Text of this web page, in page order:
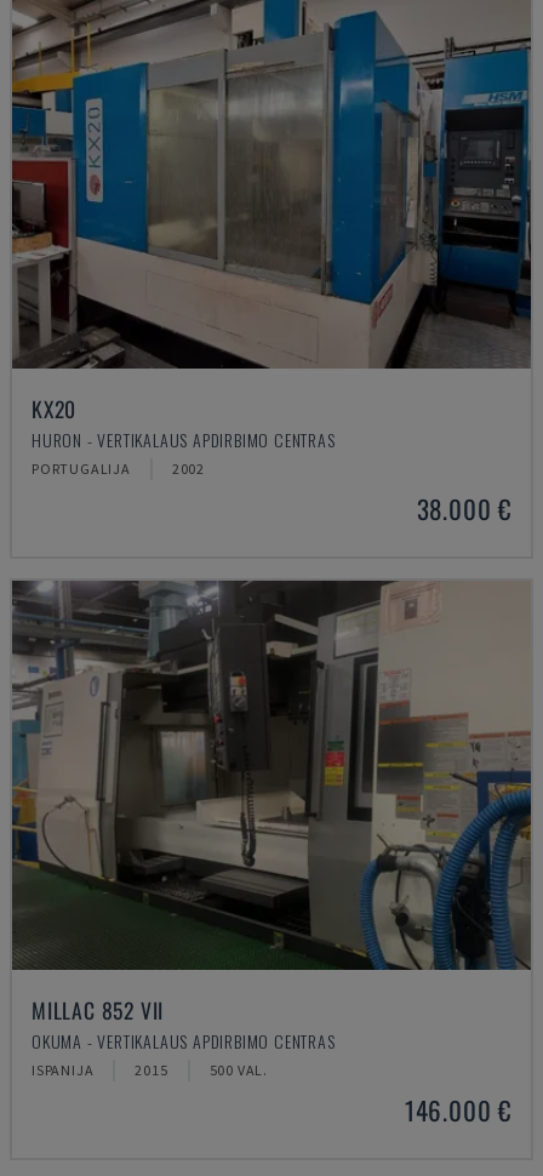
KX20
HURON - VERTIKALAUS APDIRBIMO CENTRAS
PORTUGALIJA 2002
38.000 €
MILLAC 852 VII
OKUMA - VERTIKALAUS APDIRBIMO CENTRAS
ISPANIJA 2015 500 VAL.
146.000 €